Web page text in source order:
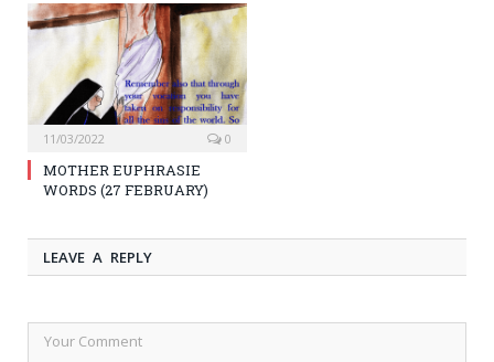
11/03/2022 0
MOTHER EUPHRASIE
WORDS (27 FEBRUARY)
LEAVE A REPLY